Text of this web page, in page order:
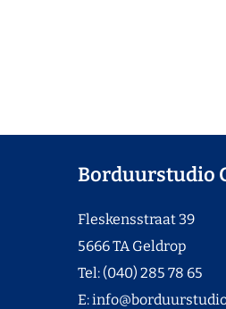
Borduurstudio
Fleskensstraat 39
5666 TA Geldrop
Tel: (040) 285 78 65
E: